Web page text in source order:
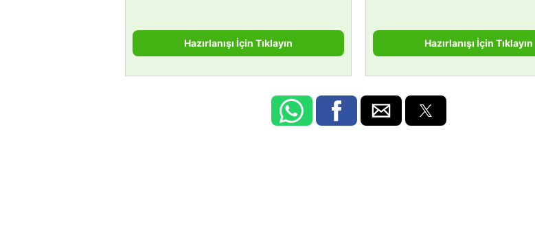
Hazırlanışı İçin Tıklayın Hazırlanışı İçin Tıklayın